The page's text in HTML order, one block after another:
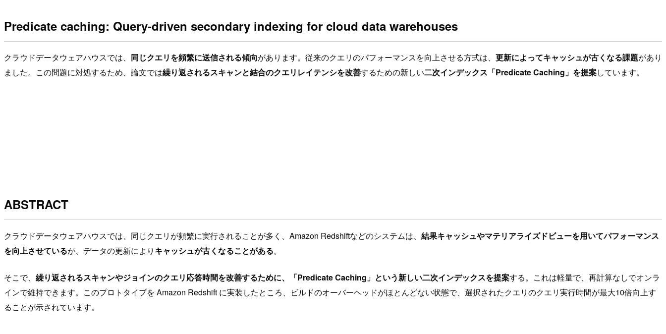
Predicate caching: Query-driven secondary indexing for cloud data warehouses
クラウドデータウェアハウスでは、 同じクエリを頻繁に送信される傾向があります。従来のクエリのパフォーマンスを向上させる方式は、 更新によってキャッシュが古くなる課題があり
ました。この問題に対処するため、論文では繰り返されるスキャンと結合のクエリレイテンシを改善するための新しい二次インデックス「Predicate Caching」を提案しています。
ABSTRACT
クラウドデータウェアハウスでは、同じクエリが頻繁に実行されることが多く、Amazon Redshiftなどのシステムは、 結果キャッシュやマテリアライズドビューを用いてパフォーマンス
を向上させているが、データの更新により キャッシュが古くなることがある。
そこで、 繰り返されるスキャンやジョインのクエリ応答時間を改善するために、「Predicate Caching」という新しい二次インデックスを提案する。これは軽量で、再計算なしでオンラ
インで維持できます。このプロトタイプを Amazon Redshift に実装したところ、ビルドのオーバーヘッドがほとんどない状態で、選択されたクエリのクエリ実行時間が最大10倍向上す
ることが示されています。